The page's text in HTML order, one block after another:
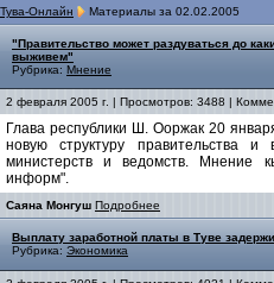
Тува-Онлайн Материалы за 02.02.2005
"Правительство может раздуваться до
выживем"
Рубрика: Мнение
2 февраля 2005 г. | Просмотров: 3488 |
Глава республики Ш. Ооржак 20
новую структуру правительства и
министерств и ведомств. Мнение
информ".
Саяна Монгуш Подробнее
Выплату заработной платы в Туве
Рубрика: Экономика